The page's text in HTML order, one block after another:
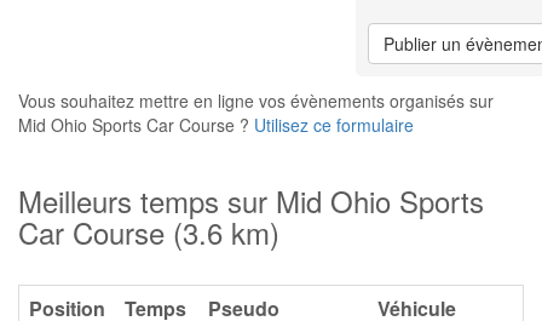
Publier un
Vous souhaitez mettre en ligne vos évènements organisés sur
Mid Ohio Sports Car Course ? Utilisez ce formulaire
Meilleurs temps sur Mid Ohio Sports
Car Course (3.6 km)
Position Temps Pseudo
Véhicule